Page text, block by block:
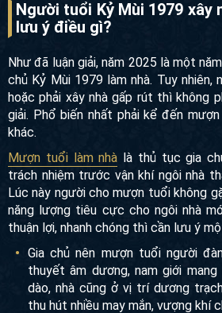
Hoang Ốc khi làm nhà
cần lưu ý điều gì?
Như đã luận giải, năm 2025 là một
gia chủ Kỷ Mùi 1979 làm nhà. Tuy
muốn hoặc phải xây nhà gấp rút thì
cách hoá giải. Phổ biến nhất phải kể
từ người khác.
Mượn tuổi làm nhàlà thủ tục gia
trách nhiệm trước vận khí ngôi nhà
Lúc này người cho mượn tuổi
mang năng lượng tiêu cực cho ngôi
diễn ra thuận lợi, nhanh chóng thì
Gia chủ nên mượn tuổi người